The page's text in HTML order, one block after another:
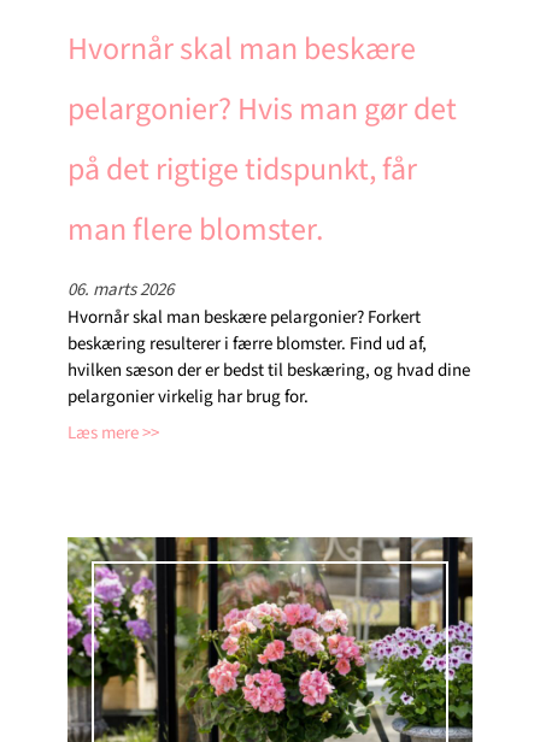
Hvornår skal man beskære
pelargonier? Hvis man gør det
på det rigtige tidspunkt, får
man flere blomster.
06. marts 2026
Hvornår skal man beskære pelargonier? Forkert
beskæring resulterer i færre blomster. Find ud af,
hvilken sæson der er bedst til beskæring, og hvad dine
pelargonier virkelig har brug for.
Læs mere